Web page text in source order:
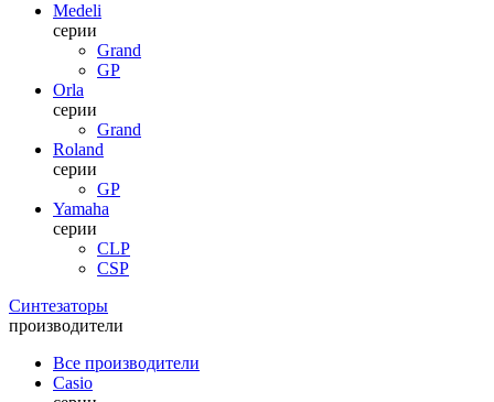
Medeli
серии
Grand
GP
Orla
серии
Grand
Roland
серии
GP
Yamaha
серии
CLP
CSP
Синтезаторы
производители
Все производители
Casio